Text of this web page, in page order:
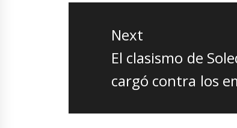
Next
Next
post:
El clasismo de
cargó contra los